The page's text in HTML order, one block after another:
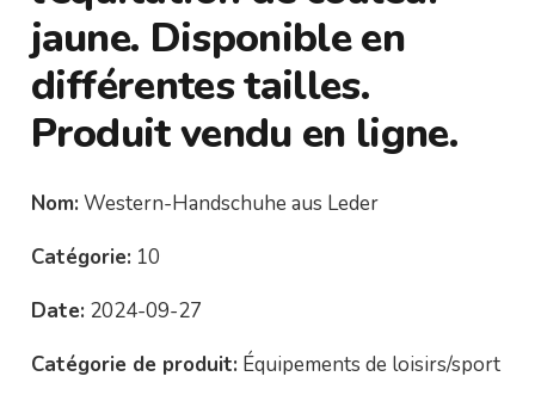
jaune. Disponible en
différentes tailles.
Produit vendu en ligne.
Nom: Western-Handschuhe aus Leder
Catégorie: 10
Date: 2024-09-27
Catégorie de produit: Équipements de loisirs/sport